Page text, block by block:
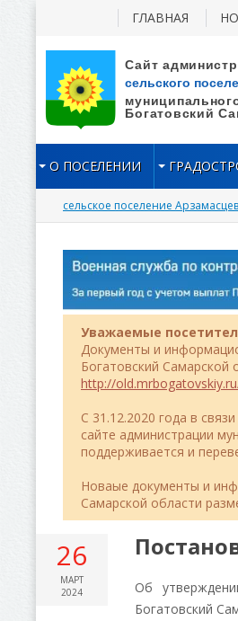
ГЛАВНАЯ
О ПОСЕЛЕНИИ
сельское поселение
Уважаемые
Документы и
Богатовский Самарской
http://
C 31.12.2020 года в
сайте администрации
поддерживается и
Новаые документы и
Самарской области
26
МАРТ
2024
Об
Богатовский